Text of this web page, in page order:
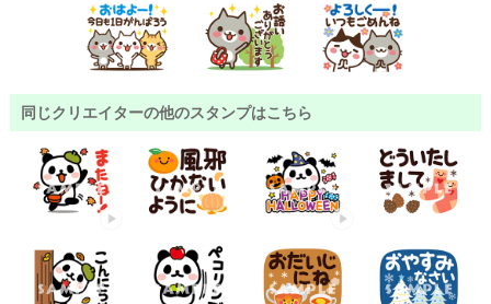
同じクリエイターの他のスタンプはこちら